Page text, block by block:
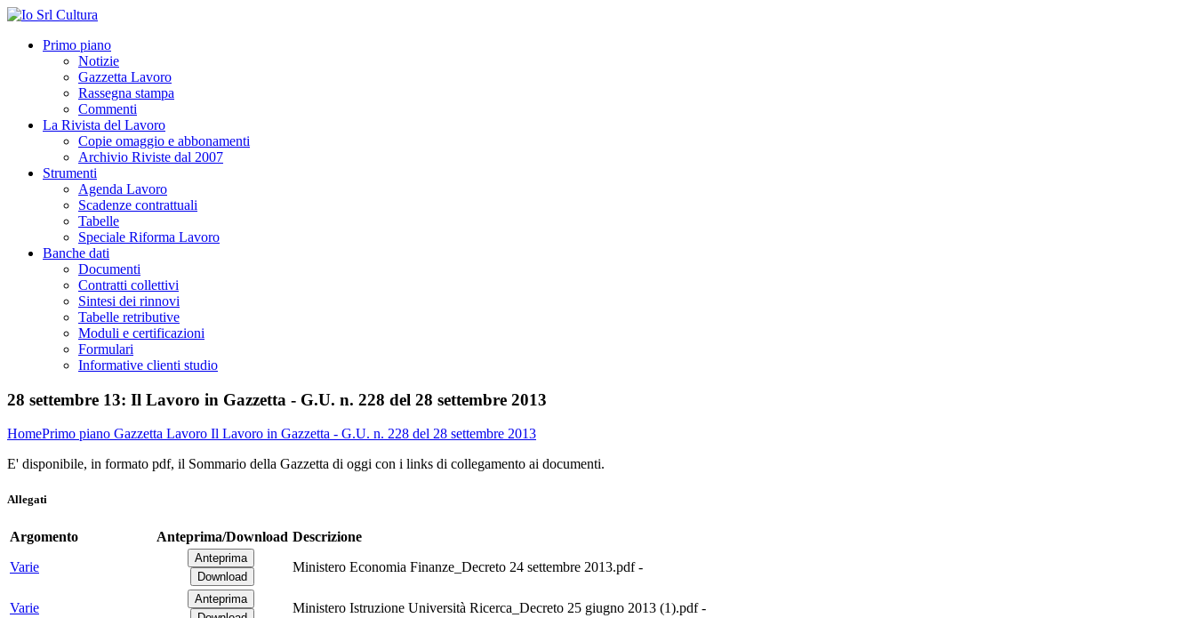
Primo piano
Notizie
Gazzetta Lavoro
Rassegna stampa
Commenti
La Rivista del Lavoro
Copie omaggio e abbonamenti
Archivio Riviste dal 2007
Strumenti
Agenda Lavoro
Scadenze contrattuali
Tabelle
Speciale Riforma Lavoro
Banche dati
Documenti
Contratti collettivi
Sintesi dei rinnovi
Tabelle retributive
Moduli e certificazioni
Formulari
Informative clienti studio
28 settembre 13: Il Lavoro in Gazzetta - G.U. n. 228 del 28 settembre 2013
HomePrimo piano Gazzetta Lavoro Il Lavoro in Gazzetta - G.U. n. 228 del 28 settembre 2013
E' disponibile, in formato pdf, il Sommario della Gazzetta di oggi con i links di collegamento ai documenti.
Allegati
Argomento Anteprima/Download Descrizione
Varie
Ministero Economia Finanze_Decreto 24 settembre 2013.pdf -
Varie Ministero Istruzione Università Ricerca_Decreto 25 giugno 2013 (1).pdf -